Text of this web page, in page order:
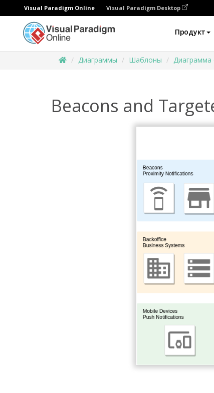
Visual Paradigm Online Visual Paradigm Desktop
Продукт
Диаграммы Шаблоны Диаграмма
Beacons and